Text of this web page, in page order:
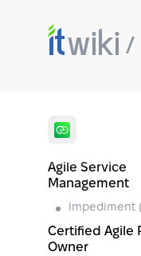
Agile Service
Management
Impediment
Certified Agile
Owner